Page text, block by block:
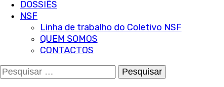
DOSSIÊS
NSF
Linha de trabalho do Coletivo NSF
QUEM SOMOS
CONTACTOS
Pesquisar
por: